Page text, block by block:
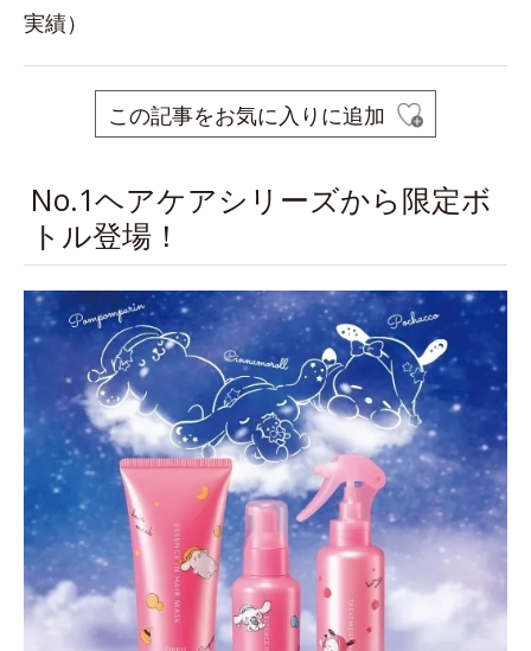
実績）
この記事をお気に入りに追加
No.1ヘアケアシリーズから限定ボ
トル登場！